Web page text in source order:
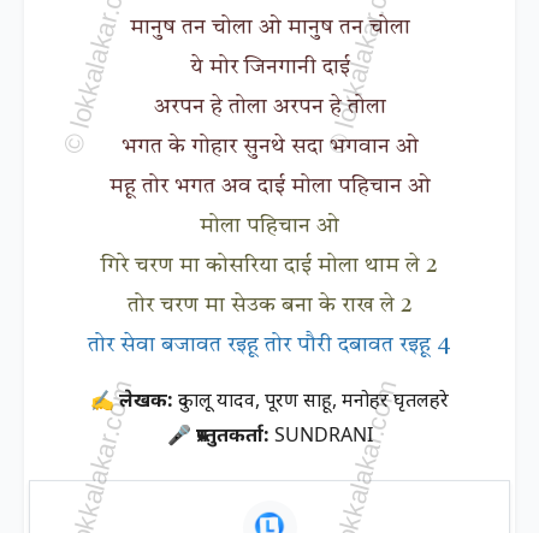
मानुष तन चोला ओ मानुष तन चोला
ये मोर जिनगानी दाई
अरपन हे तोला अरपन हे तोला
भगत के गोहार सुनथे सदा भगवान ओ
महू तोर भगत अव दाई मोला पहिचान ओ
मोला पहिचान ओ
गिरे चरण मा कोसरिया दाई मोला थाम ले 2
तोर चरण मा सेउक बना के राख ले 2
तोर सेवा बजावत रइहू तोर पौरी दबावत रइहू 4
✍ लेखक: दुकालू यादव, पूरण साहू, मनोहर घृतलहरे
🎤 प्रस्तुतकर्ता: SUNDRANI